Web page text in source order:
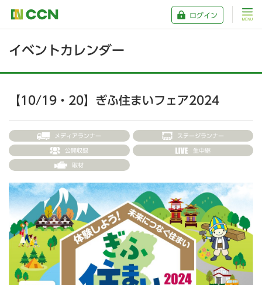
ログイン
イベントカレンダー
【10/19・20】ぎふ住まいフェア2024
メディアランナー ステージランナー
公開収録 生中継
取材